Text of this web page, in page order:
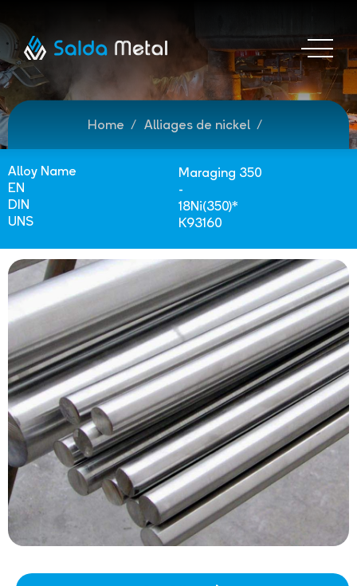
Home Alliages de nickel
Alloy Name
Maraging 350
EN
-
DIN
18Ni(350)*
UNS
K93160